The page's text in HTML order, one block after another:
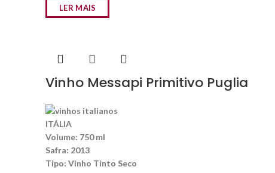
LER MAIS
Vinho Messapi Primitivo Puglia
ITÁLIA
Volume: 750 ml
Safra: 2013
Tipo: Vinho Tinto Seco